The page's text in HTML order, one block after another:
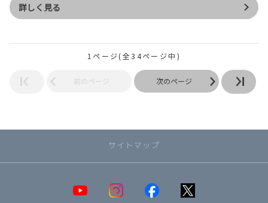
詳しく見る
1ページ(全34ページ中)
前のページ 次のページ
サイトマップ